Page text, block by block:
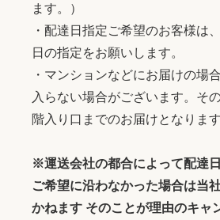
ます。）
・配達日指定ご希望のお客様は
日の指定をお願いします。
・マンションなどにお届けの場
入らない場合がございます。そ
階入り口までのお届けとなります
※運送会社の都合によって配達
ご希望に沿わなかった場合は当
かねます そのことが理由のキャ